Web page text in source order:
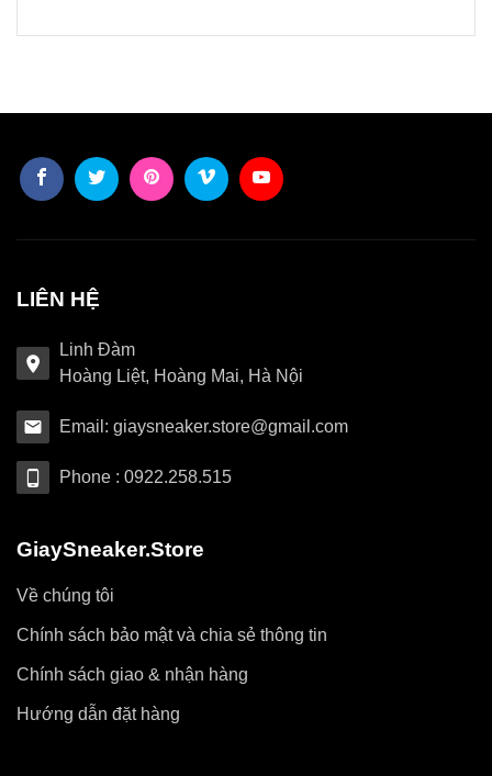
LIÊN HỆ
Linh Đàm
Hoàng Liệt, Hoàng Mai, Hà Nội
Email: giaysneaker.store@gmail.com
Phone : 0922.258.515
GiaySneaker.Store
Về chúng tôi
Chính sách bảo mật và chia sẻ thông tin
Chính sách giao & nhận hàng
Hướng dẫn đặt hàng